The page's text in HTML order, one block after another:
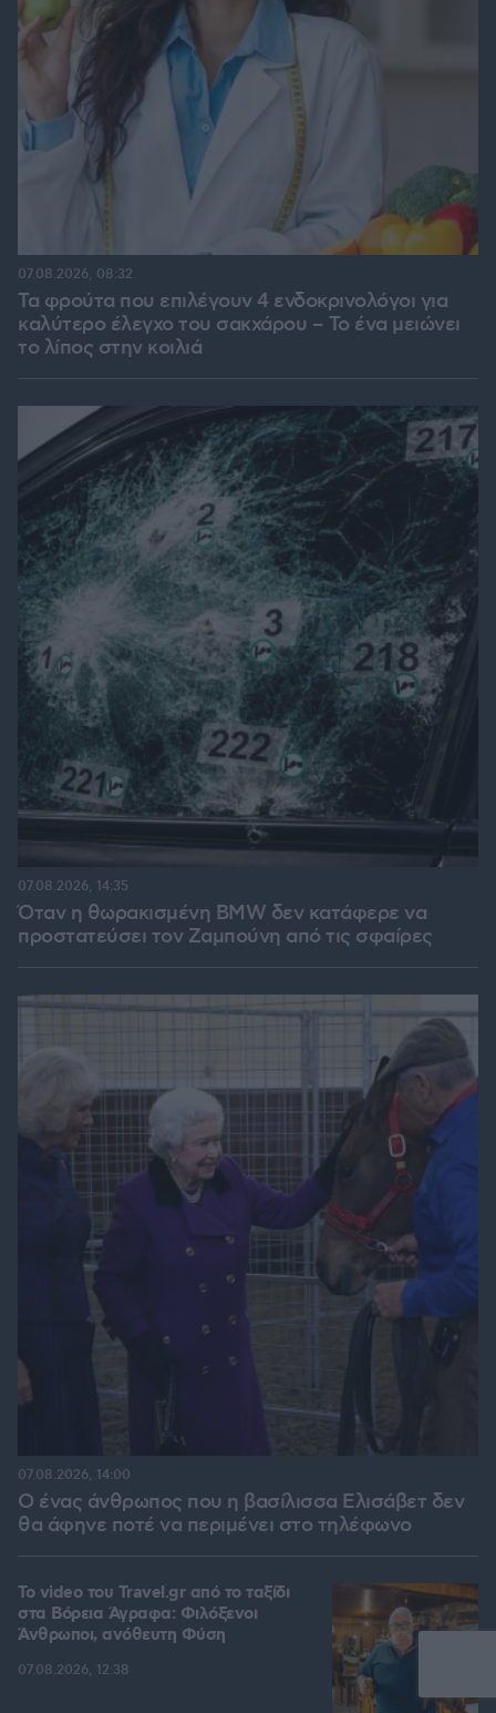
Τα φρούτα που επιλέγουν 4 ενδοκρινολόγοι για
καλύτερο έλεγχο του σακχάρου – Το ένα μειώνει
το λίπος στην κοιλιά
07.08.2026, 08:32
Όταν η θωρακισμένη BMW δεν κατάφερε να
προστατεύσει τον Ζαμπούνη από τις σφαίρες
07.08.2026, 14:35
Ο ένας άνθρωπος που η βασίλισσα Ελισάβετ δεν
θα άφηνε ποτέ να περιμένει στο τηλέφωνο
07.08.2026, 14:00
To video του Travel.gr από το ταξίδι
στα Βόρεια Άγραφα: Φιλόξενοι
Άνθρωποι, ανόθευτη Φύση
07.08.2026, 12:38